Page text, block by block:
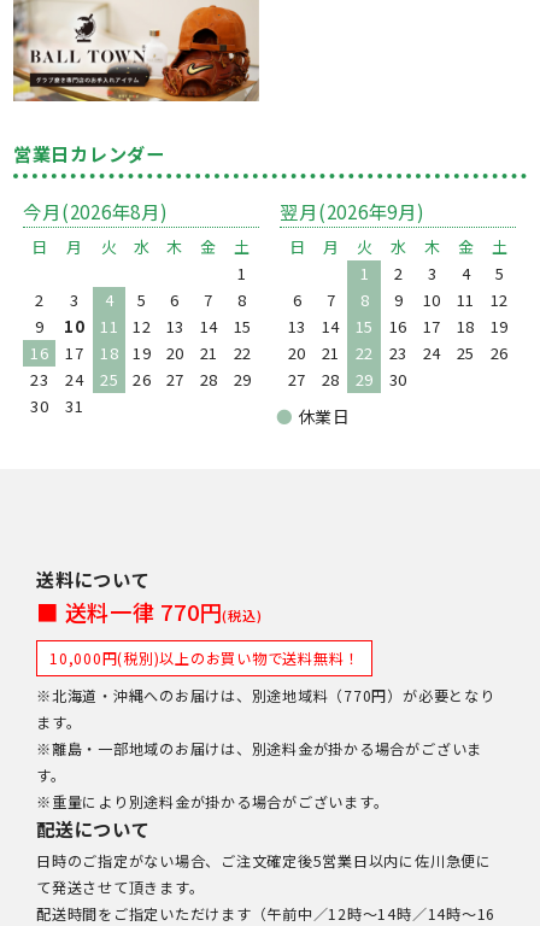
営業日カレンダー
今月(2026年8月)
日 月 火 水 木 金
土
1
2
3 4 5 6 7
8
9
10 11 12 13 14
15
16
17 18 19 20 21
22
23
24 25 26 27 28
29
30
31
翌月(2026年9月)
日 月 火 水 木 金
土
1
2 3 4
5
6
7 8 9 10 11
12
13
14 15 16 17 18
19
20
21 22 23 24 25
26
27
28 29 30
● 休業日
送料について
■ 送料一律 770円(税込)
10,000円(税別)以上のお買い物で送料無料！
※北海道・沖縄へのお届けは、別途地域料（770円）が必要となり
ます。
※離島・一部地域のお届けは、別途料金が掛かる場合がございま
す。
※重量により別途料金が掛かる場合がございます。
配送について
日時のご指定がない場合、ご注文確定後5営業日以内に佐川急便に
て発送させて頂きます。
配送時間をご指定いただけます（午前中／12時～14時／14時～16